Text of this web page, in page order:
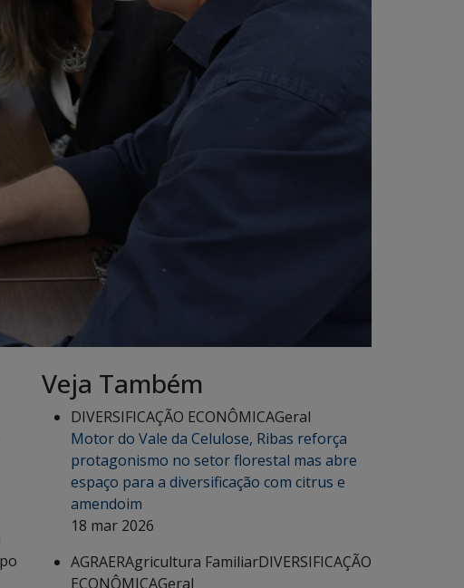
Veja Também
DIVERSIFICAÇÃO ECONÔMICAGeral
Motor do Vale da Celulose, Ribas reforça
protagonismo no setor florestal mas abre
espaço para a diversificação com citrus e
amendoim
18 mar 2026
AGRAERAgricultura FamiliarDIVERSIFICAÇÃO
ECONÔMICAGeral